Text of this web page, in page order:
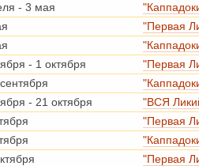
- 3 мая
"Первая
- 1 октября
"Первая
- 21 октября
"ВСЯ
"Первая
"Первая